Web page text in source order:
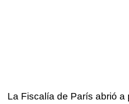
La Fiscalía de París abrió a